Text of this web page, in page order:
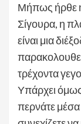
Μήπως ήρθε
Σίγουρα, η
είναι μια
τρέχοντα
Υπάρχει
περνάτε